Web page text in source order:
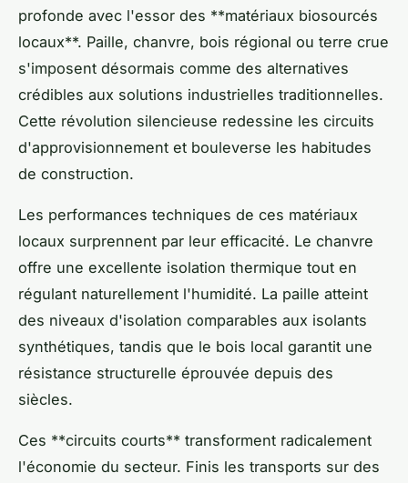
profonde avec l'essor des **matériaux biosourcés
locaux**. Paille, chanvre, bois régional ou terre crue
s'imposent désormais comme des alternatives
crédibles aux solutions industrielles traditionnelles.
Cette révolution silencieuse redessine les circuits
d'approvisionnement et bouleverse les habitudes
de construction.
Les performances techniques de ces matériaux
locaux surprennent par leur efficacité. Le chanvre
offre une excellente isolation thermique tout en
régulant naturellement l'humidité. La paille atteint
des niveaux d'isolation comparables aux isolants
synthétiques, tandis que le bois local garantit une
résistance structurelle éprouvée depuis des
siècles.
Ces **circuits courts** transforment radicalement
l'économie du secteur. Finis les transports sur des